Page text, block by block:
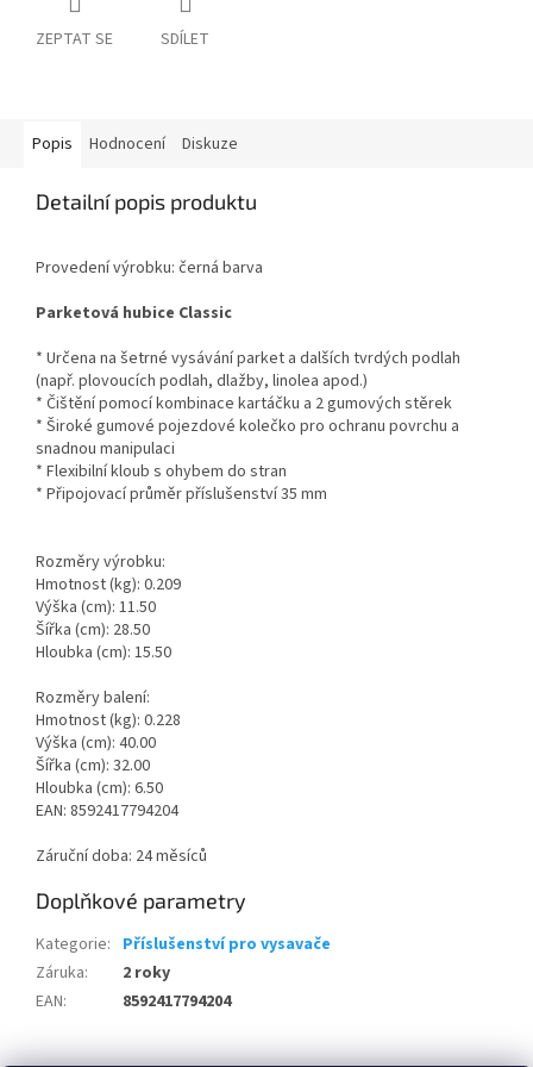
ZEPTAT SE SDÍLET
Popis Hodnocení Diskuze
Detailní popis produktu
Provedení výrobku: černá barva
Parketová hubice Classic
* Určena na šetrné vysávání parket a dalších tvrdých podlah
(např. plovoucích podlah, dlažby, linolea apod.)
* Čištění pomocí kombinace kartáčku a 2 gumových stěrek
* Široké gumové pojezdové kolečko pro ochranu povrchu a
snadnou manipulaci
* Flexibilní kloub s ohybem do stran
* Připojovací průměr příslušenství 35 mm
Rozměry výrobku:
Hmotnost (kg): 0.209
Výška (cm): 11.50
Šířka (cm): 28.50
Hloubka (cm): 15.50
Rozměry balení:
Hmotnost (kg): 0.228
Výška (cm): 40.00
Šířka (cm): 32.00
Hloubka (cm): 6.50
EAN: 8592417794204
Záruční doba: 24 měsíců
Doplňkové parametry
Kategorie: Příslušenství pro vysavače
Záruka:
2 roky
EAN: 8592417794204